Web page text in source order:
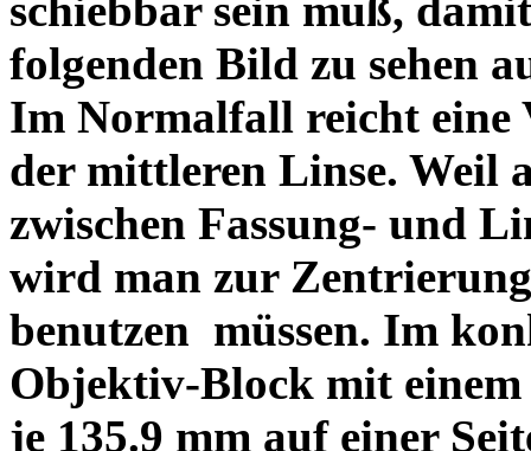
folgenden Bild zu sehen
Im Normalfall reicht eine
der mittleren Linse. Weil
zwischen Fassung- und
wird man zur
benutzen müssen. Im
Objektiv-Block mit einem
je 135.9 mm auf einer